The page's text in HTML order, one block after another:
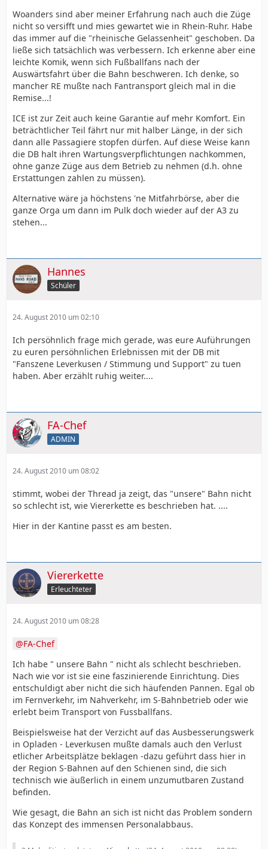
Woanders sind aber meiner Erfahrung nach auch die Züge
nicht so versifft und mies gewartet wie in Rhein-Ruhr. Habe
das immer auf die "rheinische Gelassenheit" geschoben. Da
ließe sich tatsächlich was verbessern. Ich erkenne aber eine
leichte Komik, wenn sich Fußballfans nach der
Auswärtsfahrt über die Bahn beschweren. Ich denke, so
mancher RE mußte nach Fantransport gleich mal in die
Remise...!
ICE ist zur Zeit auch keine Garantie auf mehr Komfort. Ein
beträchtlicher Teil fährt nur mit halber Länge, in der sich
dann alle Passagiere stopfen dürfen. Auf diese Weise kann
die DB halt ihren Wartungsverpflichtungen nachkommen,
ohne ganze Züge aus dem Betrieb zu nehmen (d.h. ohne
Erstattungen zahlen zu müssen).
Alternative wäre ja höchstens 'ne Mitfahrbörse, aber die
ganze Orga um dann im Pulk doch wieder auf der A3 zu
stehen...
Hannes
Schüler
24. August 2010 um 02:10
Ich persöhnlich frage mich gerade, was eure Auführungen
zu euren persöhnlichen Erlebnissen mit der DB mit
"Fanszene Leverkusen / Stimmung und Support" zu tuen
haben. Aber erzählt ruhig weiter....
FA-Chef
ADMIN
24. August 2010 um 08:02
stimmt, wobei der Thread ja zeigt, das "unsere" Bahn nicht
so schlecht ist, wie Viererkette es beschrieben hat. ....
Hier in der Kantine passt es am besten.
Viererkette
Erleuchteter
24. August 2010 um 08:28
FA-Chef
Ich habe " unsere Bahn " nicht als schlecht beschrieben.
Nach wie vor ist sie eine faszinierende Einrichtung. Dies
entschuldigt aber nicht die sich häufenden Pannen. Egal ob
im Fernverkehr, im Nahverkehr, im S-Bahnbetrieb oder wie
erlebt beim Transport von Fussballfans.
Beispielsweise hat der Verzicht auf das Ausbesserungswerk
in Opladen - Leverkusen mußte damals auch den Verlust
etlicher Arbeitsplätze beklagen -dazu geführt dass hier in
der Region S-Bahnen auf den Schienen sind, die sich
technisch wie äußerlich in einem unzumutbaren Zustand
befinden.
Wie gesagt, die Bahn an sich ist nicht das Problem sondern
das Konzept des immensen Personalabbaus.